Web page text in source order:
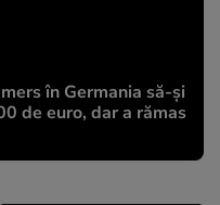
în Germania să-și
de euro, dar a rămas